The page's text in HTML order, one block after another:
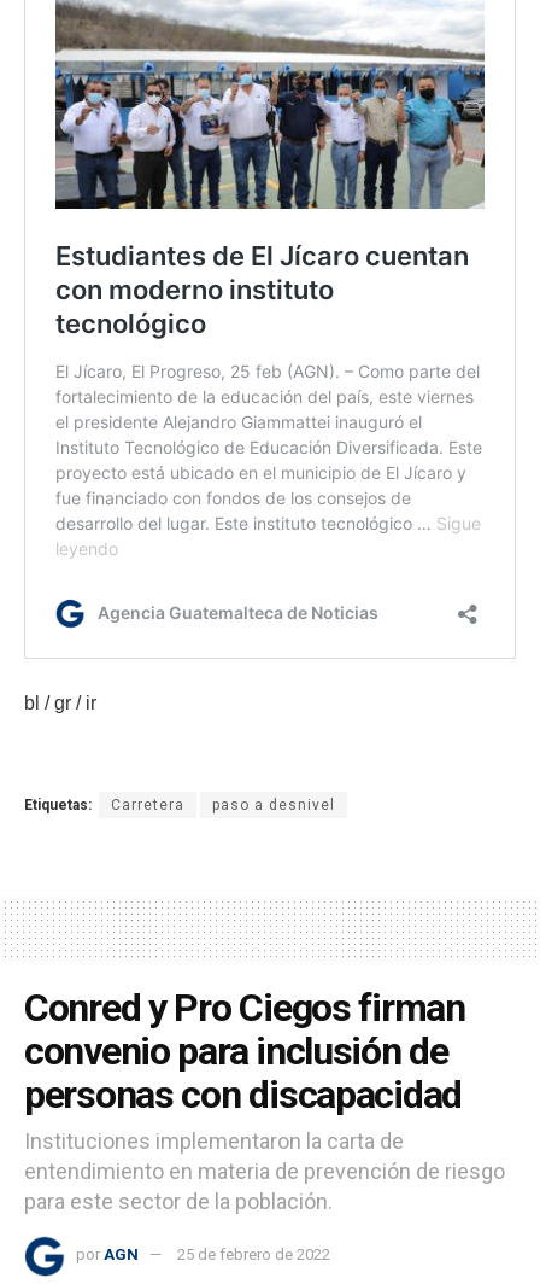
bl / gr / ir
Etiquetas: Carretera paso a desnivel
Conred y Pro Ciegos firman
convenio para inclusión de
personas con discapacidad
Instituciones implementaron la carta de
entendimiento en materia de prevención de riesgo
para este sector de la población.
por AGN 25 de febrero de 2022